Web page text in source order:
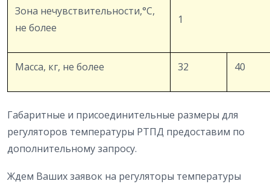
Зона нечувствительности,°C,
не более
1
Масса, кг, не более 32 40
Габаритные и присоединительные размеры для
регуляторов температуры РТПД предоставим по
дополнительному запросу.
Ждем Ваших заявок на регуляторы температуры